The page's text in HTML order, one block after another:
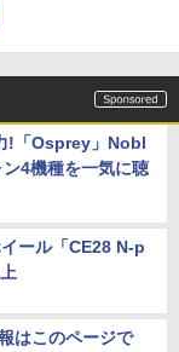
!「Osprey」Nobl
4機種を一気に聴
ール「CE28 N-p
はこのページで